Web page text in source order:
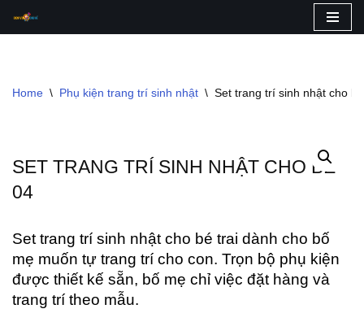
Home \ Phụ kiện trang trí sinh nhật \ Set trang trí sinh nhật cho
SET TRANG TRÍ SINH NHẬT CHO BÉ
04
Set trang trí sinh nhật cho bé trai dành cho bố
mẹ muốn tự trang trí cho con. Trọn bộ phụ kiện
được thiết kế sẵn, bố mẹ chỉ việc đặt hàng và
trang trí theo mẫu.